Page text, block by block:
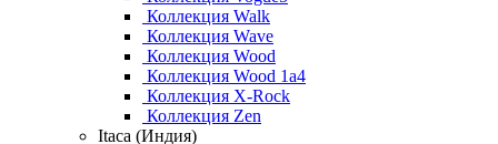
Коллекция Walk
Коллекция Wave
Коллекция Wood
Коллекция Wood 1a4
Коллекция X-Rock
Коллекция Zen
Itaca (Индия)